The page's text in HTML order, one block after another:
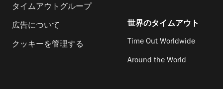
タイムアウトグループ
広告について
クッキーを管理する
世界のタイムアウト
Time Out Worldwide
Around the World